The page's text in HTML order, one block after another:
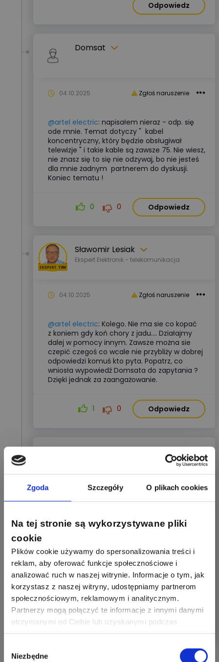
Zgoda Szczegóły O plikach cookies
Na tej stronie są wykorzystywane pliki
cookie
Plików cookie używamy do spersonalizowania treści i
reklam, aby oferować funkcje społecznościowe i
analizować ruch w naszej witrynie. Informacje o tym, jak
korzystasz z naszej witryny, udostępniamy partnerom
społecznościowym, reklamowym i analitycznym.
Partnerzy mogą połączyć te informacje z innymi danymi
otrzymanymi od Ciebie lub uzyskanymi podczas
korzystania z ich usług. Dzięki Twojej zgodzie możemy
preferencji.
zgody
Niezbędne
Odpowiedz
Domsat
Zgłoś naruszenie
04.10.2025
@artel electric: napisałem nieraz - odp. się
ode mnie. Temat dotyczy " kabel
koncentryczny, który będzie obsługiwał
telewizje " i takie kable są zawsze 75. Nie wiesz,
nie znasz się to się nie odzywaj, bo nie jesteś
dla mnie żadnym partnerem do dyskusji.
Koniec tematu !
0 0 Odpowiedz
Sławomir Lesiak
Ekspert Elektronik - telekomunikacja
Zgłoś naruszenie
04.10.2025
@artel electric: Kolego. Nie ma sie co kopać
z koniem gdy koń chory z jadu.... Działajmy
dalej w pomocy innym. Zawsze można sie
czepić czegoś co wcale nie przybliży w dobrej
odpowiedzi komuś kto pyta. Popatrz, co
wniosła wypowiedź Domsata do zapytania ?
Dzięki jednak za zaangażowanie.
1 0 Odpowiedz
@Sławomir Lesiak: jest taka www stop cham
błędy. Zastanów się czy Ty pisząc o mnie
"chory z jadu.." wpisujesz się właśnie
w "bohatera" do takiego filmiku. Lepiej skup
się na meritum sprawy i doucz gamonia
o kablach 50 i 75 omów.
1 0 Odpowiedz